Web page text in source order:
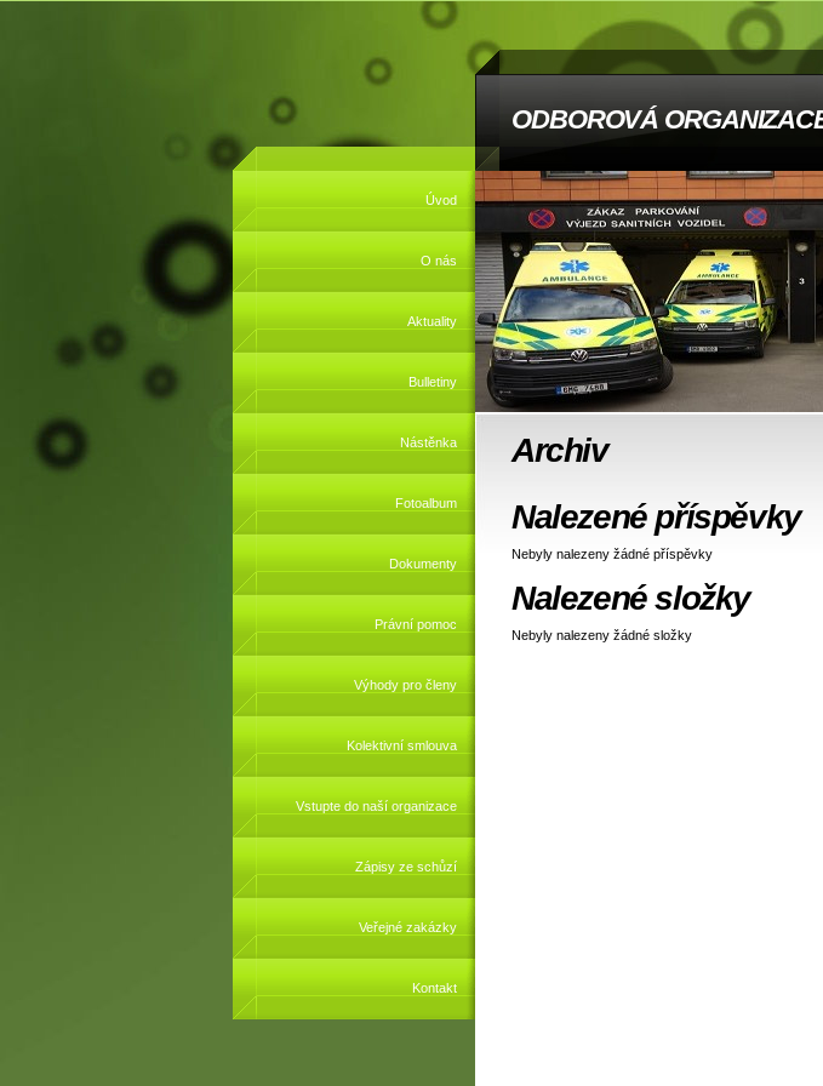
ODBOROVÁ
Úvod
O nás
Aktuality
Bulletiny
Nástěnka
Fotoalbum
Dokumenty
Právní pomoc
Výhody pro členy
Kolektivní smlouva
Vstupte do naší organizace
Zápisy ze schůzí
Veřejné zakázky
Kontakt
Archiv
Nalezené příspěvky
Nebyly nalezeny žádné příspěvky
Nalezené složky
Nebyly nalezeny žádné složky